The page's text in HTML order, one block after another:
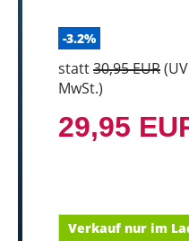
-3.2%
statt30,95 EUR(
MwSt.)
29,95
Verkauf nur im